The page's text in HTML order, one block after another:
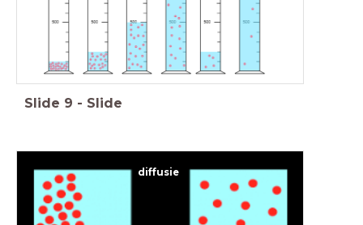
Slide 9 - Slide
diffusie